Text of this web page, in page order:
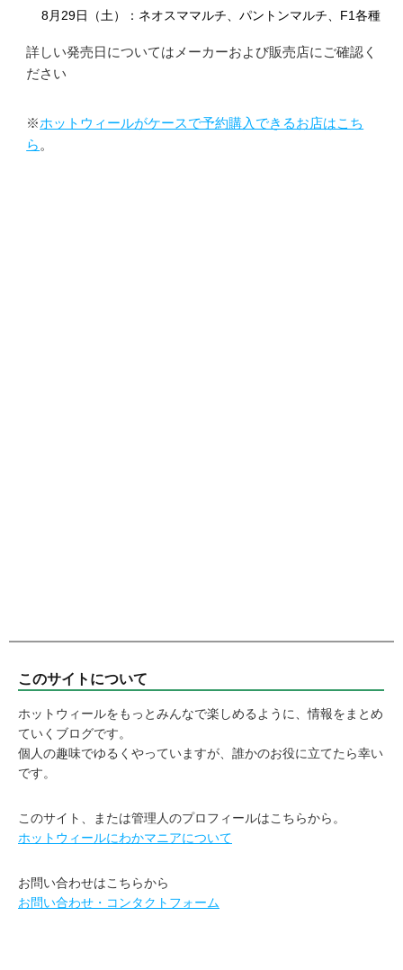
8月29日（土）：ネオスママルチ、パントンマルチ、F1各種
詳しい発売日についてはメーカーおよび販売店にご確認く
ださい
※ホットウィールがケースで予約購入できるお店はこち
ら 。
このサイトについて
ホットウィールをもっとみんなで楽しめるように、情報をまとめ
ていくブログです。
個人の趣味でゆるくやっていますが、誰かのお役に立てたら幸い
です。
このサイト、または管理人のプロフィールはこちらから。
ホットウィールにわかマニアについて
お問い合わせはこちらから
お問い合わせ・コンタクトフォーム